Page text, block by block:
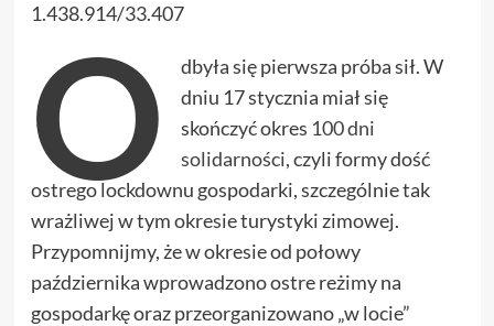
1.438.914/33.407
O
dbyła się pierwsza próba sił. W
dniu 17 stycznia miał się
skończyć okres 100 dni
solidarności, czyli formy dość
ostrego lockdownu gospodarki, szczególnie tak
wrażliwej w tym okresie turystyki zimowej.
Przypomnijmy, że w okresie od połowy
października wprowadzono ostre reżimy na
gospodarkę oraz przeorganizowano „w locie”